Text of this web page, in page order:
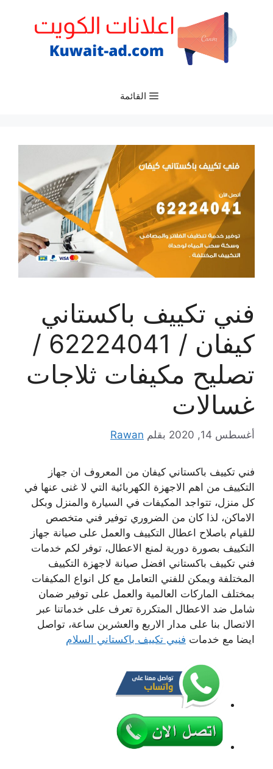
القائمة
فني تكييف باكستاني
كيفان / 62224041 /
تصليح مكيفات ثلاجات
غسالات
أغسطس 14, 2020 بقلم Rawan
فني تكييف باكستاني كيفان من المعروف ان جهاز
التكييف من اهم الاجهزة الكهربائية التي لا غنى عنها في
كل منزل، تتواجد المكيفات في السيارة والمنزل وبكل
الاماكن، لذا كان من الضروري توفير فني متخصص
للقيام باصلاح اعطال التكييف والعمل على صيانة جهاز
التكييف بصورة دورية لمنع الاعطال، توفر لكم خدمات
فني تكييف باكستاني افضل صيانة لاجهزة التكييف
المختلفة ويمكن للفني التعامل مع كل انواع المكيفات
بمختلف الماركات العالمية والعمل على توفير ضمان
شامل ضد الاعطال المتكررة تعرف على خدماتنا عبر
الاتصال بنا على مدار الاربع والعشرين ساعة، تواصل
ايضا مع خدمات فنيي تكييف باكستاني السلام